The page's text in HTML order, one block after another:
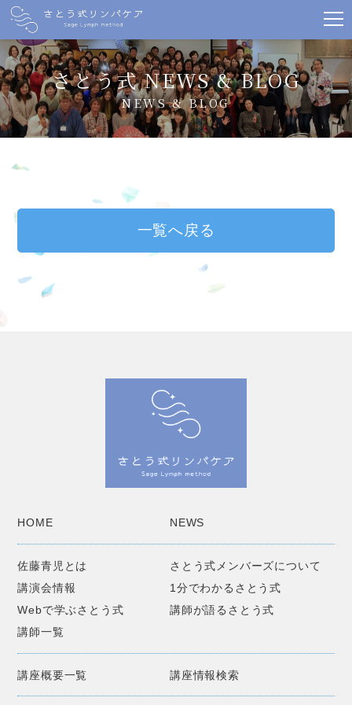
さとう式 NEWS & BLOG
NEWS & BLOG
一覧へ戻る
HOME NEWS
佐藤青児とは
さとう式メンバーズについて
講演会情報
1分でわかるさとう式
Webで学ぶさとう式
講師が語るさとう式
講師一覧
講座概要一覧 講座情報検索